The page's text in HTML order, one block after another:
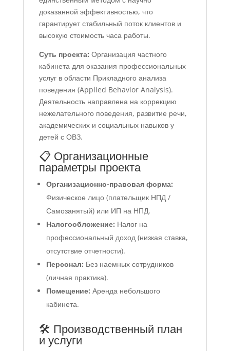
доказанной эффективностью, что
гарантирует стабильный поток клиентов и
высокую стоимость часа работы.
Суть проекта: Организация частного
кабинета для оказания профессиональных
услуг в области Прикладного анализа
поведения (Applied Behavior Analysis).
Деятельность направлена на коррекцию
нежелательного поведения, развитие речи,
академических и социальных навыков у
детей с ОВЗ.
📋 Организационные
параметры проекта
Организационно-правовая форма:
Физическое лицо (плательщик НПД /
Самозанятый) или ИП на НПД.
Налогообложение: Налог на
профессиональный доход (низкая ставка,
отсутствие отчетности).
Персонал: Без наемных сотрудников
(личная практика).
Помещение: Аренда небольшого
кабинета.
🛠 Производственный план
и услуги